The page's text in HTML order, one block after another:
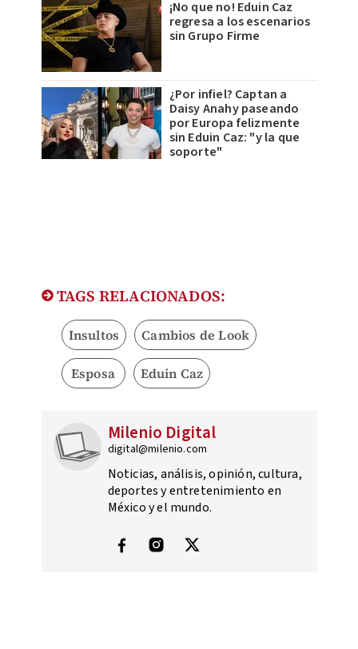
¡No que no! Eduin Caz
regresa a los escenarios
sin Grupo Firme
¿Por infiel? Captan a
Daisy Anahy paseando
por Europa felizmente
sin Eduin Caz: "y la que
soporte"
TAGS RELACIONADOS:
Insultos Cambios de Look
Esposa Eduin Caz
Milenio Digital
digital@milenio.com
Noticias, análisis, opinión, cultura,
deportes y entretenimiento en
México y el mundo.